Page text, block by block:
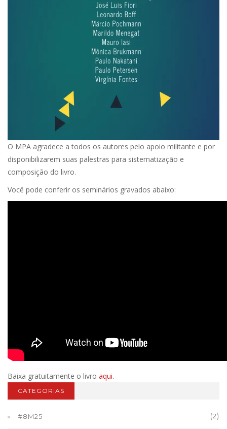
O MPA agradece a todos os autores pelo apoio militante e por
disponibilizarem suas palestras para sistematização e
composição do livro.
Você pode conferir os seminários gravados abaixo:
Baixa gratuitamente o livro aqui.
CATEGORIAS
#8M25 (2)